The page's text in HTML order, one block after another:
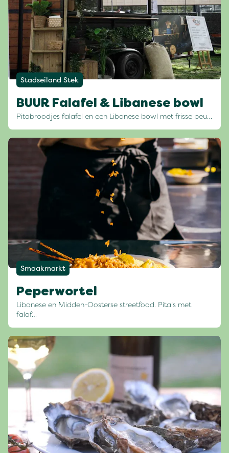
Stadseiland Stek
BUUR Falafel & Libanese bowl
Pitabroodjes falafel en een Libanese bowl met frisse peu…
Smaakmarkt
Peperwortel
Libanese en Midden-Oosterse streetfood. Pita’s met
falaf…